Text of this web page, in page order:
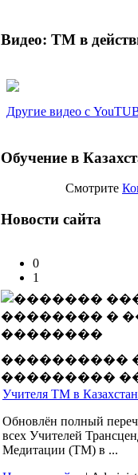
Видео: ТМ в
Другие видео с
Обучение в
Смотрите
Новости сайта
0
1
����������
���������
Учителя ТМ в
Обновлён полный
всех Учителей
Медитации (ТМ) в ...